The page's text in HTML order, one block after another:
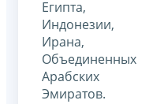
Египта,
Индонезии,
Ирана,
Объединенных
Арабских
Эмиратов.